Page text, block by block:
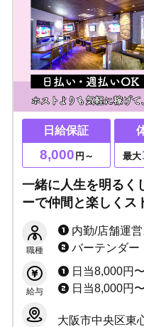
日給保証
8,000 円～ 最大
一緒に人生を明るく
ーで仲間と楽しくス
大歓迎です！
職種
内勤/店舗運
バーテンダー
給与
日当8,000円〜 ドリンクバック+
日当8,000円〜 ドリンクバック+
大阪市中央区東